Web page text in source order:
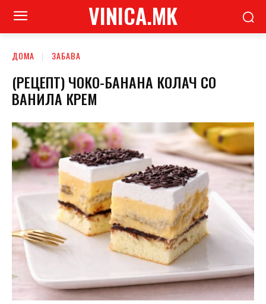
VINICA.MK
ДОМА ЗАБАВА
(РЕЦЕПТ) ЧОКО-БАНАНА КОЛАЧ СО
ВАНИЛА КРЕМ